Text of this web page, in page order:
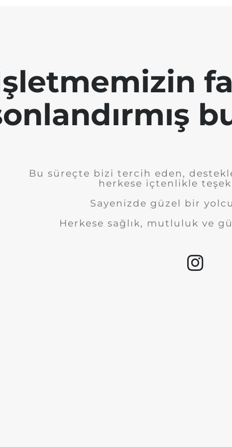
Bu süreçte bizi tercih eden,
herkese içtenlikle
Sayenizde güzel bir
Herkese sağlık, mutluluk ve